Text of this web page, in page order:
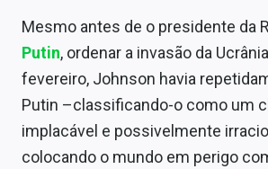
Mesmo antes de o presidente da
Putin, ordenar a invasão da
fevereiro, Johnson havia
Putin –classificando-o como um
implacável e possivelmente
colocando o mundo em perigo